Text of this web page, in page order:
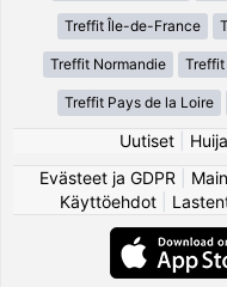
Treffit Île-de-France
Treffit Normandie
Treffit Pays de la Loire
Uutiset
Evästeet ja GDPR
Käyttöehdot